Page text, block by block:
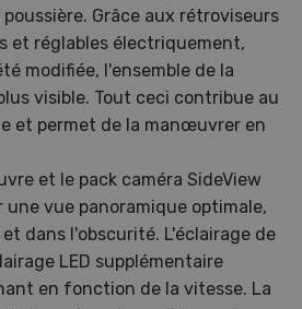
Grâce aux rétroviseurs
et réglables électriquement,
modifiée, l'ensemble de la
visible. Tout ceci contribue au
et permet de la manœuvrer en
et le pack caméra SideView
une vue panoramique optimale,
dans l'obscurité. L'éclairage de
LED supplémentaire
en fonction de la vitesse. La